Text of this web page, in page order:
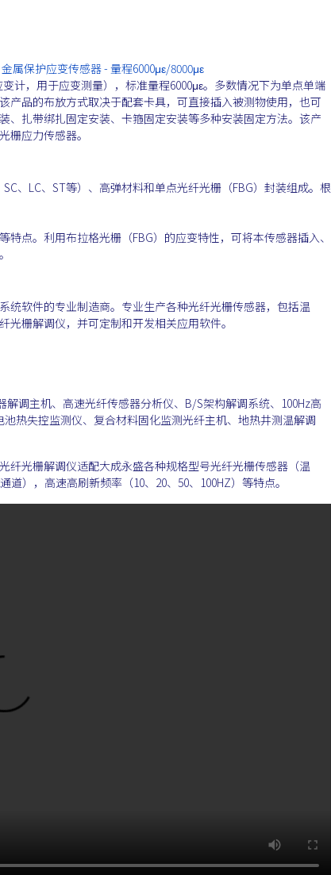
属保护应变传感器 - 量程6000με/8000με
计，用于应变测量），标准量程6000με。多数情况下为单点单端
品的布放方式取决于配套卡具，可直接插入被测物使用，也可
、扎带绑扎固定安装、卡箍固定安装等多种安装固定方法。该产
栅应力传感器。
SC、LC、ST等）、高弹材料和单点光纤光栅（FBG）封装组成。根
点。利用布拉格光栅（FBG）的应变特性，可将本传感器插入、
统软件的专业制造商。专业生产各种光纤光栅传感器，包括温
栅解调仪，并可定制和开发相关应用软件。
调主机、高速光纤传感器分析仪、B/S架构解调系统、100Hz高
热失控监测仪、复合材料固化监测光纤主机、地热井测温解调
纤光栅解调仪适配大成永盛各种规格型号光纤光栅传感器（温
），高速高刷新频率（10、20、50、100HZ）等特点。